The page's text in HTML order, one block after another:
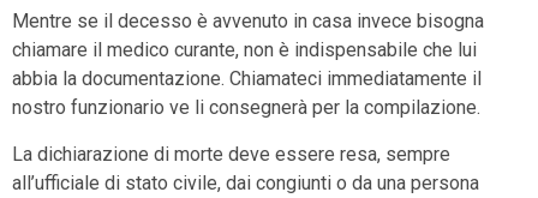
Mentre se il decesso è avvenuto in casa invece bisogna
chiamare il medico curante, non è indispensabile che lui
abbia la documentazione. Chiamateci immediatamente il
nostro funzionario ve li consegnerà per la compilazione.
La dichiarazione di morte deve essere resa, sempre
all’ufficiale di stato civile, dai congiunti o da una persona